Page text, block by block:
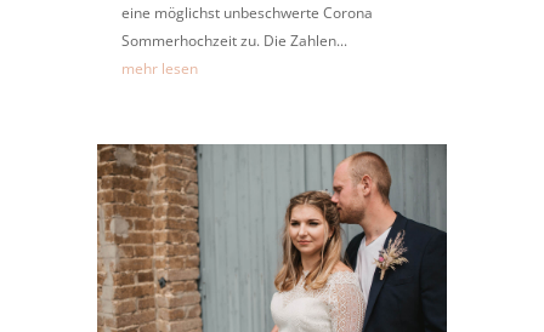
eine möglichst unbeschwerte Corona
Sommerhochzeit zu. Die Zahlen...
mehr lesen